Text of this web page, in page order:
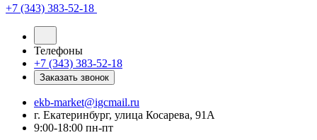
+7 (343) 383-52-18
Телефоны
+7 (343) 383-52-18
Заказать звонок
ekb-market@igcmail.ru
г. Екатеринбург, улица Косарева, 91А
9:00-18:00 пн-пт